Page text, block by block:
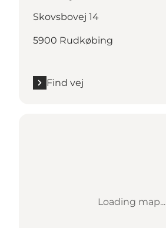
Skovsbovej 14
5900 Rudkøbing
Find vej
Loading map...